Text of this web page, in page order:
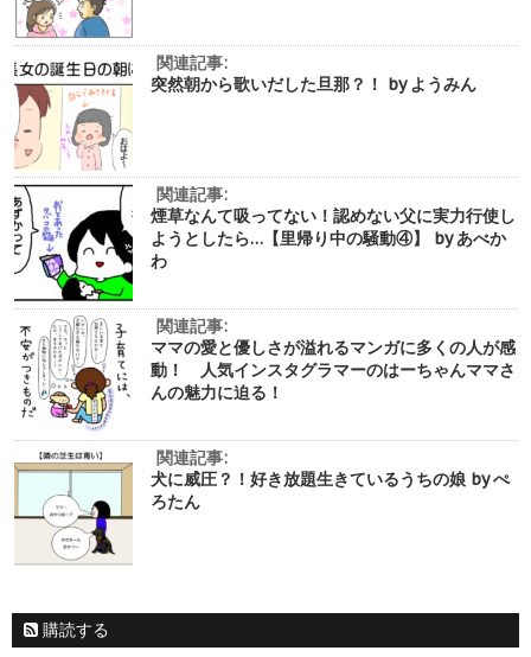
関連記事:
突然朝から歌いだした旦那？！ by ようみん
関連記事:
煙草なんて吸ってない！認めない父に実力行使し
ようとしたら…【里帰り中の騒動④】 by あべか
わ
関連記事:
ママの愛と優しさが溢れるマンガに多くの人が感
動！ 人気インスタグラマーのはーちゃんママさ
んの魅力に迫る！
関連記事:
犬に威圧？！好き放題生きているうちの娘 by ぺ
ろたん
購読する